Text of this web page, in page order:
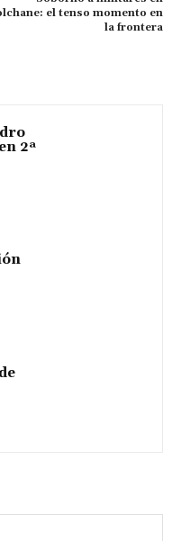
el tenso momento en
la frontera
2ª